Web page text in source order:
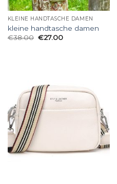
KLEINE HANDTASCHE DAMEN
kleine handtasche damen
€38.00 €27.00